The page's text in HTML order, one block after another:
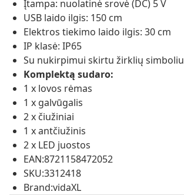
Įtampa: nuolatinė srovė (DC) 5 V
USB laido ilgis: 150 cm
Elektros tiekimo laido ilgis: 30 cm
IP klasė: IP65
Su nukirpimui skirtu žirklių simboliu
Komplektą sudaro:
1 x lovos rėmas
1 x galvūgalis
2 x čiužiniai
1 x antčiužinis
2 x LED juostos
EAN:8721158472052
SKU:3312418
Brand:vidaXL